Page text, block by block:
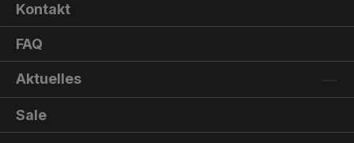
Kontakt
FAQ
Aktuelles
Sale